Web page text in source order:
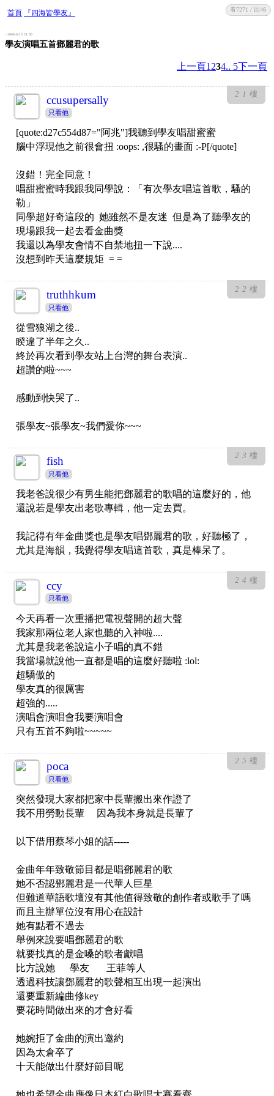
首頁 『四海皆學友』 收藏 回復
- 2006-6-13 21:50
學友演唱五首鄧麗君的歌
看7271 / 回46
上一頁1 234.. 5下一頁
21 樓
ccusupersally
只看他
[quote:d27c554d87="阿兆"]我聽到學友唱甜蜜蜜
腦中浮現他之前很會扭 :oops: ,很騷的畫面 :-P[/quote]
沒錯！完全同意！
唱甜蜜蜜時我跟我同學說：「有次學友唱這首歌，騷的
勒」
同學超好奇這段的 她雖然不是友迷 但是為了聽學友的
現場跟我一起去看金曲獎
我還以為學友會情不自禁地扭一下說....
沒想到昨天這麼規矩 = =
22 樓
truthhkum
只看他
從雪狼湖之後..
睽違了半年之久..
終於再次看到學友站上台灣的舞台表演..
超讚的啦~~~
感動到快哭了..
張學友~張學友~我們愛你~~~
23 樓
fish
只看他
我老爸說很少有男生能把鄧麗君的歌唱的這麼好的，他
還說若是學友出老歌專輯，他一定去買。
我記得有年金曲獎也是學友唱鄧麗君的歌，好聽極了，
尤其是海韻，我覺得學友唱這首歌，真是棒呆了。
24 樓
ccy
只看他
今天再看一次重播把電視聲開的超大聲
我家那兩位老人家也聽的入神啦....
尤其是我老爸說這小子唱的真不錯
我當場就說他一直都是唱的這麼好聽啦 :lol:
超驕傲的
學友真的很厲害
超強的.....
演唱會演唱會我要演唱會
只有五首不夠啦~~~~~
25 樓
poca
只看他
突然發現大家都把家中長輩搬出來作證了
我不用勞動長輩 因為我本身就是長輩了
以下借用蔡琴小姐的話-----
金曲年年致敬節目都是唱鄧麗君的歌
她不否認鄧麗君是一代華人巨星
但難道華語歌壇沒有其他值得致敬的創作者或歌手了嗎
而且主辦單位沒有用心在設計
她有點看不過去
舉例來說要唱鄧麗君的歌
就要找真的是金嗓的歌者獻唱
比方說她 學友 王菲等人
透過科技讓鄧麗君的歌聲相互出現一起演出
還要重新編曲修key
要花時間做出來的才會好看
她婉拒了金曲的演出邀約
因為太倉卒了
十天能做出什麼好節目呢